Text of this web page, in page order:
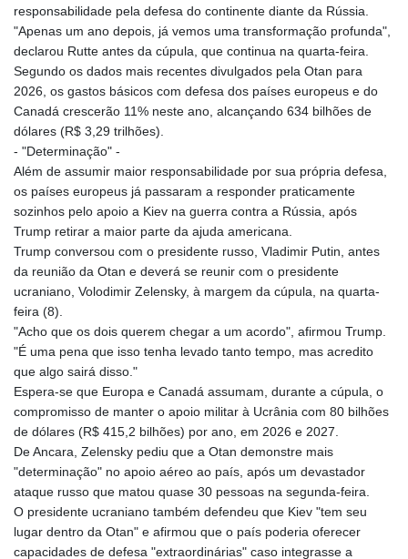
responsabilidade pela defesa do continente diante da Rússia.
"Apenas um ano depois, já vemos uma transformação profunda",
declarou Rutte antes da cúpula, que continua na quarta-feira.
Segundo os dados mais recentes divulgados pela Otan para
2026, os gastos básicos com defesa dos países europeus e do
Canadá crescerão 11% neste ano, alcançando 634 bilhões de
dólares (R$ 3,29 trilhões).
- "Determinação" -
Além de assumir maior responsabilidade por sua própria defesa,
os países europeus já passaram a responder praticamente
sozinhos pelo apoio a Kiev na guerra contra a Rússia, após
Trump retirar a maior parte da ajuda americana.
Trump conversou com o presidente russo, Vladimir Putin, antes
da reunião da Otan e deverá se reunir com o presidente
ucraniano, Volodimir Zelensky, à margem da cúpula, na quarta-
feira (8).
"Acho que os dois querem chegar a um acordo", afirmou Trump.
"É uma pena que isso tenha levado tanto tempo, mas acredito
que algo sairá disso."
Espera-se que Europa e Canadá assumam, durante a cúpula, o
compromisso de manter o apoio militar à Ucrânia com 80 bilhões
de dólares (R$ 415,2 bilhões) por ano, em 2026 e 2027.
De Ancara, Zelensky pediu que a Otan demonstre mais
"determinação" no apoio aéreo ao país, após um devastador
ataque russo que matou quase 30 pessoas na segunda-feira.
O presidente ucraniano também defendeu que Kiev "tem seu
lugar dentro da Otan" e afirmou que o país poderia oferecer
capacidades de defesa "extraordinárias" caso integrasse a